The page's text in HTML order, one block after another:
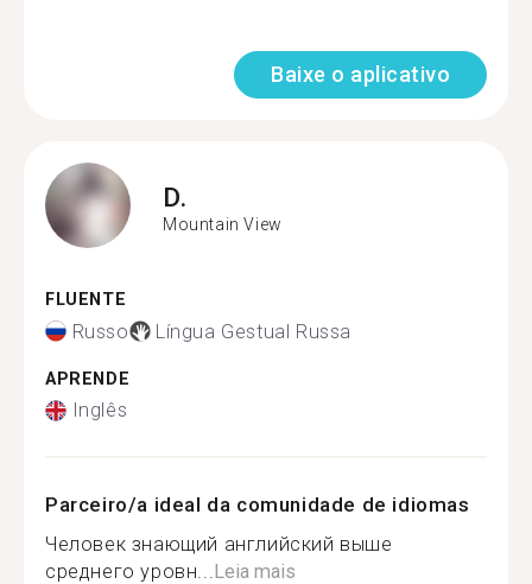
Baixe o aplicativo
D.
Mountain View
FLUENTE
Russo Língua Gestual Russa
APRENDE
Inglês
Parceiro/a ideal da comunidade de idiomas
Человек знающий английский выше
среднего уровн...Leia mais